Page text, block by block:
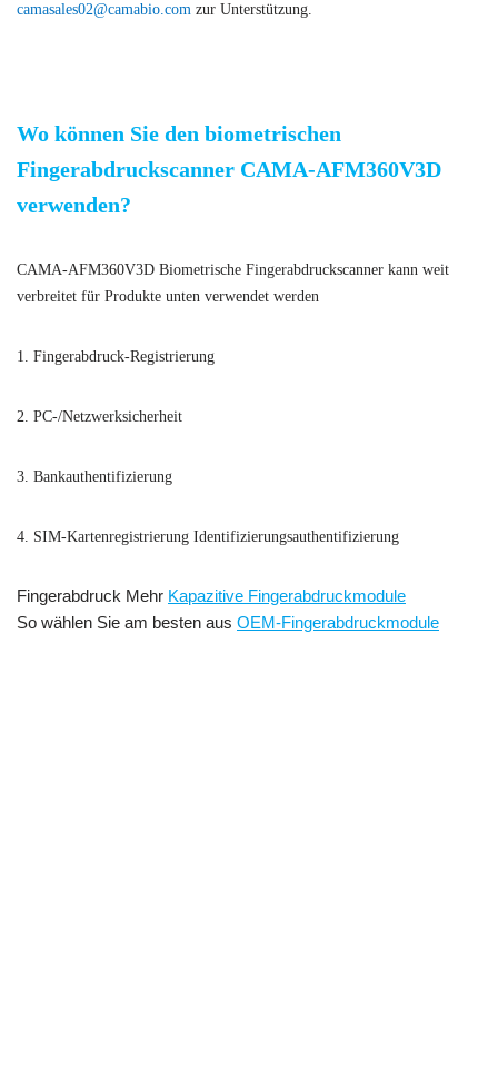
camasales02@camabio.com zur Unterstützung.
Wo können Sie den biometrischen
Fingerabdruckscanner CAMA-AFM360V3D
verwenden?
CAMA-AFM360V3D Biometrische Fingerabdruckscanner kann weit
verbreitet für Produkte unten verwendet werden
1. Fingerabdruck-Registrierung
2. PC-/Netzwerksicherheit
3. Bankauthentifizierung
4. SIM-Kartenregistrierung Identifizierungsauthentifizierung
Fingerabdruck Mehr Kapazitive Fingerabdruckmodule
So wählen Sie am besten aus OEM-Fingerabdruckmodule